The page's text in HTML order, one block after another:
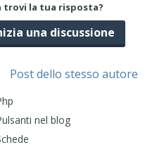
trovi la tua risposta?
una discussione
Post dello stesso autore
nel blog